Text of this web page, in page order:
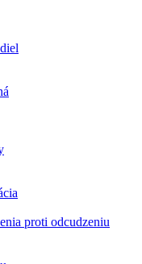
proti odcudzeniu